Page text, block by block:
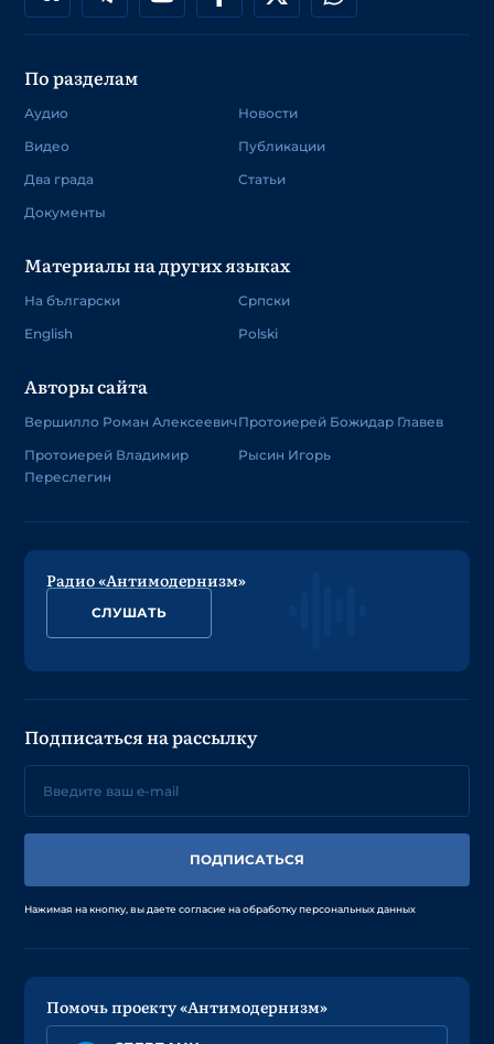
По разделам
Аудио
Видео
Два града
Документы
Новости
Публикации
Статьи
Материалы на других языках
На български
English
Српски
Polski
Авторы сайта
Вершилло Роман Алексеевич
Протоиерей Владимир
Переслегин
Протоиерей Божидар Главев
Рысин Игорь
Радио «Антимодернизм»
СЛУШАТЬ
Подписаться на рассылку
ПОДПИСАТЬСЯ
Нажимая на кнопку, вы даете согласие на обработку персональных данных
Помочь проекту «Антимодернизм»